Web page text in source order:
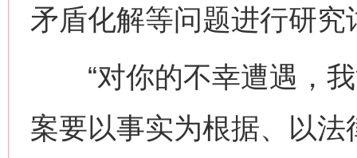
矛盾化解等问题进行研究
“对你的不幸遭遇，我
案要以事实为根据、以